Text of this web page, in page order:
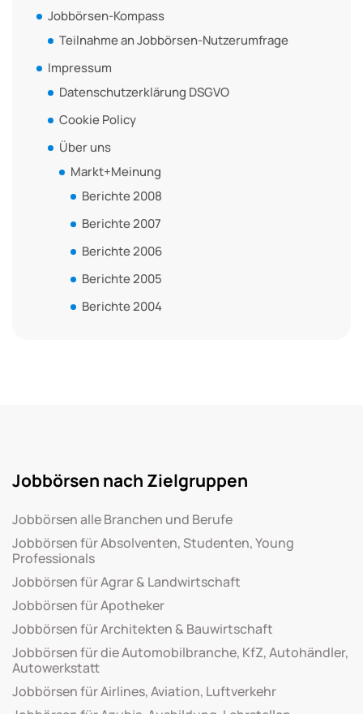
Jobbörsen-Kompass
Teilnahme an Jobbörsen-Nutzerumfrage
Impressum
Datenschutzerklärung DSGVO
Cookie Policy
Über uns
Markt+Meinung
Berichte 2008
Berichte 2007
Berichte 2006
Berichte 2005
Berichte 2004
Jobbörsen nach Zielgruppen
Jobbörsen alle Branchen und Berufe
Jobbörsen für Absolventen, Studenten, Young
Professionals
Jobbörsen für Agrar & Landwirtschaft
Jobbörsen für Apotheker
Jobbörsen für Architekten & Bauwirtschaft
Jobbörsen für die Automobilbranche, KfZ, Autohändler,
Autowerkstatt
Jobbörsen für Airlines, Aviation, Luftverkehr